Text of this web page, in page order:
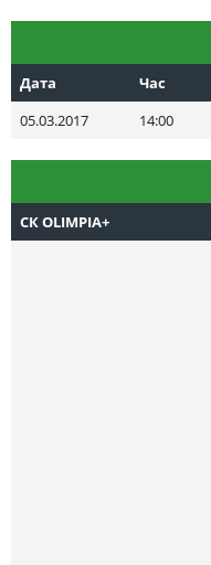
Дата Час
05.03.2017
14:00
СК OLIMPIA+